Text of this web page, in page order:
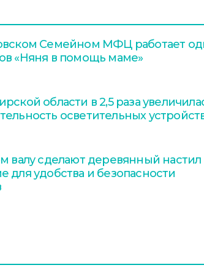
Семейном МФЦ работает
«Няня в помощь маме»
области в 2,5 раза
осветительных
валу сделают деревянный настил
для удобства и безопасности